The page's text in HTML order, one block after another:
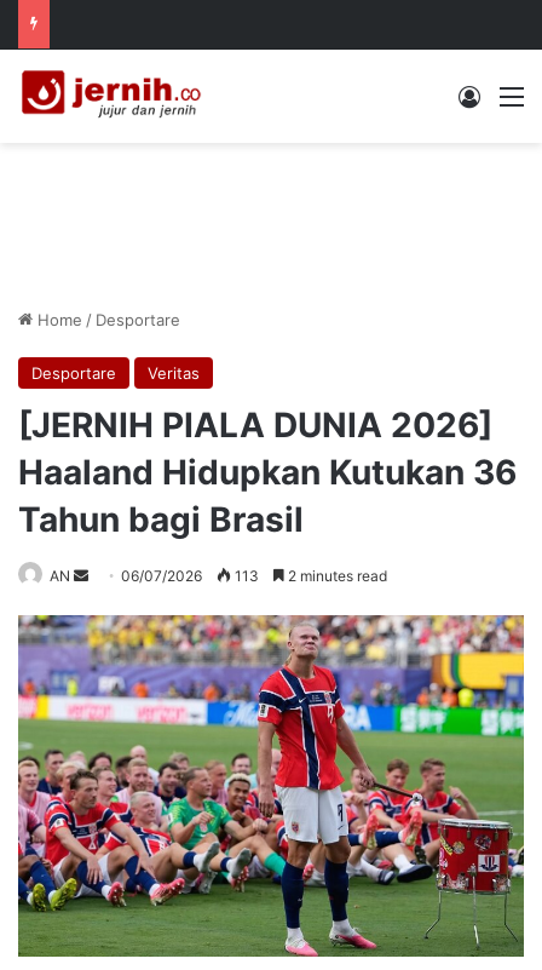
Log In
Home / Desportare
Desportare Veritas
[JERNIH PIALA DUNIA 2026]
Haaland Hidupkan Kutukan 36
Tahun bagi Brasil
AN
Send
email
06/07/2026 113 2 minutes read